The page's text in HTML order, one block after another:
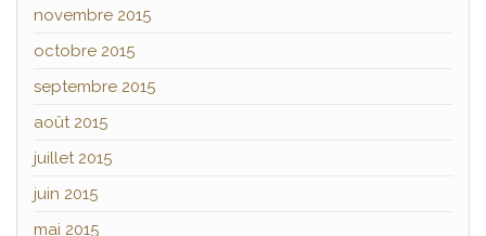
novembre 2015
octobre 2015
septembre 2015
août 2015
juillet 2015
juin 2015
mai 2015